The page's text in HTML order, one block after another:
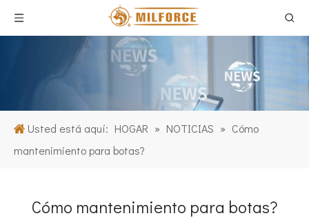
Usted está aquí: HOGAR » NOTICIAS » Cómo
mantenimiento para botas?
Cómo mantenimiento para botas?